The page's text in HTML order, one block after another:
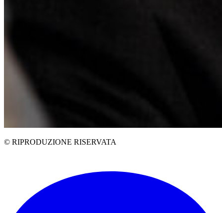
© RIPRODUZIONE RISERVATA